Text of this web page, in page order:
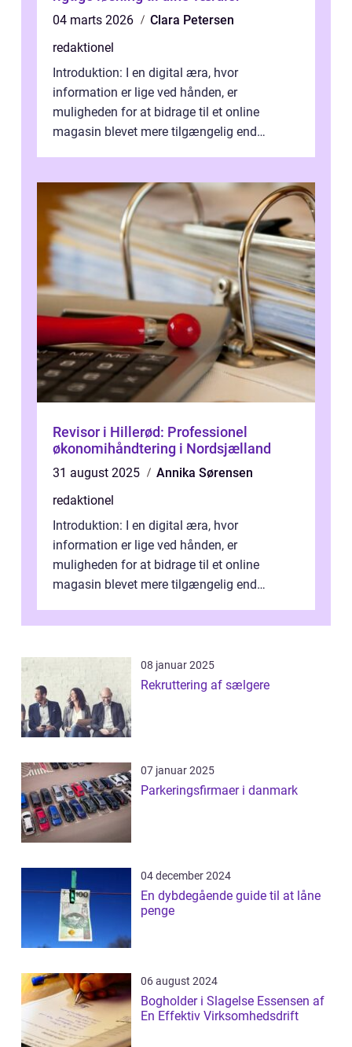
04 marts 2026
Clara Petersen
redaktionel
Introduktion: I en digital æra, hvor
information er lige ved hånden, er
muligheden for at bidrage til et online
magasin blevet mere tilgængelig end
Revisor i Hillerød: Professionel
økonomihåndtering i Nordsjælland
31 august 2025
Annika Sørensen
redaktionel
Introduktion: I en digital æra, hvor
information er lige ved hånden, er
muligheden for at bidrage til et online
magasin blevet mere tilgængelig end
magas...
08 januar 2025
Rekruttering af sælgere
07 januar 2025
Parkeringsfirmaer i danmark
04 december 2024
En dybdegående guide til at låne
penge
06 august 2024
Bogholder i Slagelse Essensen af
En Effektiv Virksomhedsdrift